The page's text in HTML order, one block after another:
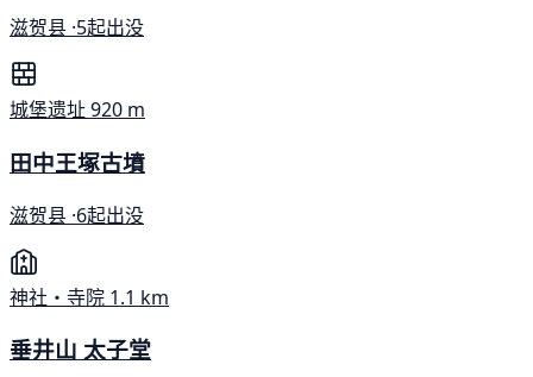
滋贺县 ·5起出没
城堡遗址920 m
田中王塚古墳
滋贺县 ·6起出没
神社・寺院 1.1 km
垂井山 太子堂